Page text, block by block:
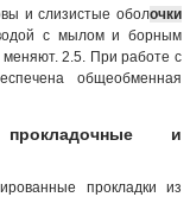
и слизистые оболочки
с мылом и борным
2.5. При работе с
общеобменная
и
прокладки из